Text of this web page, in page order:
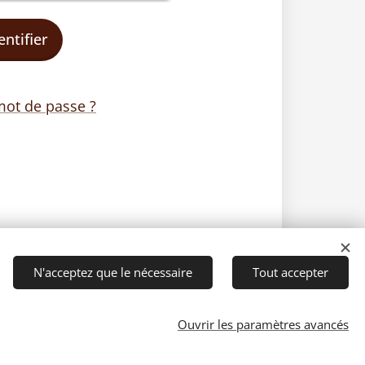
de passe ?
N'acceptez que le nécessaire Tout accepter
Ouvrir les paramètres avancés